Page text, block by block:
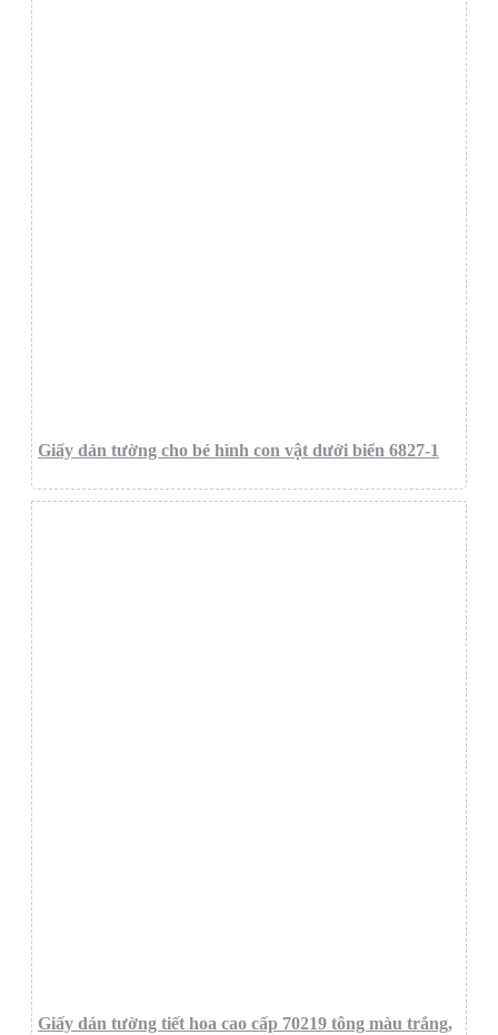
Giấy dán tường cho bé hình con vật dưới biển 6827-1
Giấy dán tường tiết hoa cao cấp 70219 tông màu trắng,